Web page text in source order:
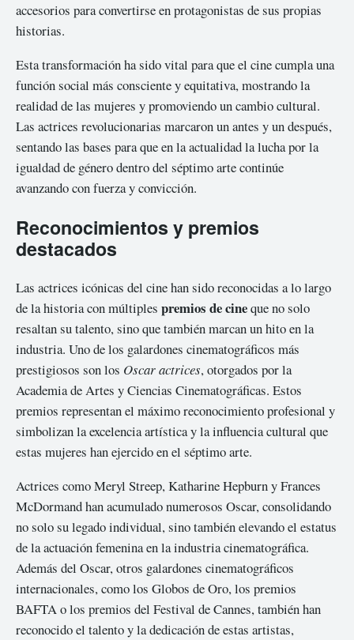
accesorios para convertirse en protagonistas de sus propias
historias.
Esta transformación ha sido vital para que el cine cumpla una
función social más consciente y equitativa, mostrando la
realidad de las mujeres y promoviendo un cambio cultural.
Las actrices revolucionarias marcaron un antes y un después,
sentando las bases para que en la actualidad la lucha por la
igualdad de género dentro del séptimo arte continúe
avanzando con fuerza y convicción.
Reconocimientos y premios
destacados
Las actrices icónicas del cine han sido reconocidas a lo largo
de la historia con múltiples premios de cineque no solo
resaltan su talento, sino que también marcan un hito en la
industria. Uno de los galardones cinematográficos más
prestigiosos son los Oscar actrices, otorgados por la
Academia de Artes y Ciencias Cinematográficas. Estos
premios representan el máximo reconocimiento profesional y
simbolizan la excelencia artística y la influencia cultural que
estas mujeres han ejercido en el séptimo arte.
Actrices como Meryl Streep, Katharine Hepburn y Frances
McDormand han acumulado numerosos Oscar, consolidando
no solo su legado individual, sino también elevando el estatus
de la actuación femenina en la industria cinematográfica.
Además del Oscar, otros galardones cinematográficos
internacionales, como los Globos de Oro, los premios
BAFTA o los premios del Festival de Cannes, también han
reconocido el talento y la dedicación de estas artistas,